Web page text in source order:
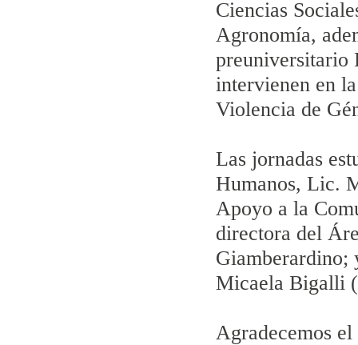
Ciencias
Agronomía,
preuniversitario
intervienen en
Violencia de
Las jornadas
Humanos, Lic.
Apoyo a la
directora del
Giamberardino;
Micaela Bigalli
Agradecemos